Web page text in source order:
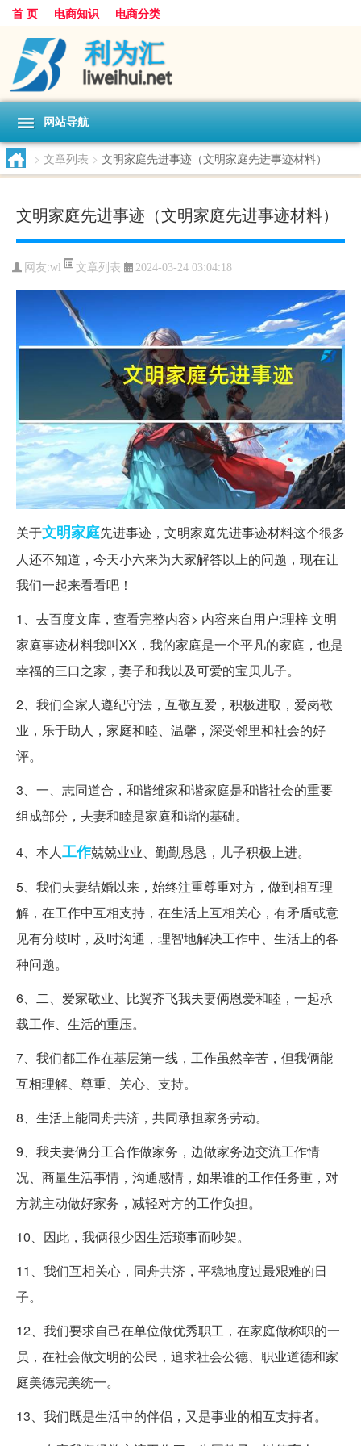
首 页 电商知识 电商分类
网站导航
> 文章列表 > 文明家庭先进事迹（文明家庭先进事迹材料）
文明家庭先进事迹（文明家庭先进事迹材料）
网友:wl 文章列表 2024-03-24 03:04:18
关于文明家庭先进事迹，文明家庭先进事迹材料这个很多
人还不知道，今天小六来为大家解答以上的问题，现在让
我们一起来看看吧！
1、去百度文库，查看完整内容> 内容来自用户:理梓 文明
家庭事迹材料我叫XX，我的家庭是一个平凡的家庭，也是
幸福的三口之家，妻子和我以及可爱的宝贝儿子。
2、我们全家人遵纪守法，互敬互爱，积极进取，爱岗敬
业，乐于助人，家庭和睦、温馨，深受邻里和社会的好
评。
3、一、志同道合，和谐维家和谐家庭是和谐社会的重要
组成部分，夫妻和睦是家庭和谐的基础。
4、本人工作兢兢业业、勤勤恳恳，儿子积极上进。
5、我们夫妻结婚以来，始终注重尊重对方，做到相互理
解，在工作中互相支持，在生活上互相关心，有矛盾或意
见有分歧时，及时沟通，理智地解决工作中、生活上的各
种问题。
6、二、爱家敬业、比翼齐飞我夫妻俩恩爱和睦，一起承
载工作、生活的重压。
7、我们都工作在基层第一线，工作虽然辛苦，但我俩能
互相理解、尊重、关心、支持。
8、生活上能同舟共济，共同承担家务劳动。
9、我夫妻俩分工合作做家务，边做家务边交流工作情
况、商量生活事情，沟通感情，如果谁的工作任务重，对
方就主动做好家务，减轻对方的工作负担。
10、因此，我俩很少因生活琐事而吵架。
11、我们互相关心，同舟共济，平稳地度过最艰难的日
子。
12、我们要求自己在单位做优秀职工，在家庭做称职的一
员，在社会做文明的公民，追求社会公德、职业道德和家
庭美德完美统一。
13、我们既是生活中的伴侣，又是事业的相互支持者。